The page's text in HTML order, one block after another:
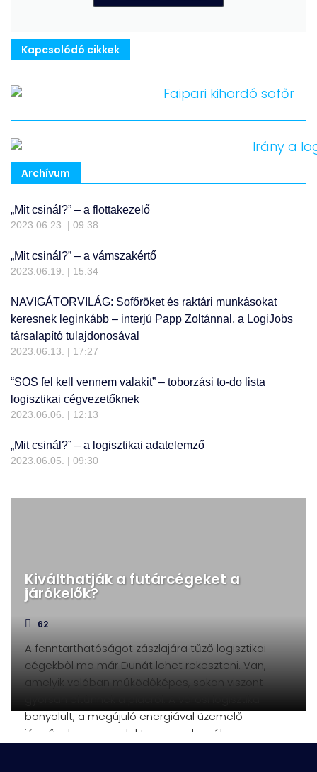
Kapcsolódó cikkek
Archívum
„Mit csinál?” – a flottakezelő
2023.06.23. 09:38
„Mit csinál?” – a vámszakértő
2023.06.19. 15:34
NAVIGÁTORVILÁG: Sofőröket és raktári munkásokat
keresnek leginkább – interjú Papp Zoltánnal, a LogiJobs
társalapító tulajdonosával
2023.06.13. 17:27
“SOS fel kell vennem valakit” – toborzási to-do lista
logisztikai cégvezetőknek
2023.06.06. 12:13
„Mit csinál?” – a logisztikai adatelemző
2023.06.05. 09:30
Kiválthatják a futárcégeket a
járókelők?
62
A fenntarthatóságot zászlajára tűző logisztikai
cégekből ma már Dunát lehet rekeszteni. Van,
amelyik valóban működőképes, sokan viszont
bonyolult, a megújuló energiával üzemelő
járművek vagy az elektromos robogók